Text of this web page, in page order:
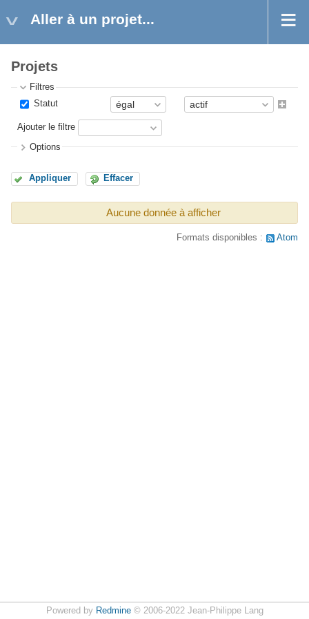
Aller à un projet...
Projets
Filtres
Statut
Ajouter le filtre
Options
Appliquer Effacer
Aucune donnée à afficher
Formats disponibles : Atom
Powered by Redmine© 2006-2022 Jean-Philippe Lang